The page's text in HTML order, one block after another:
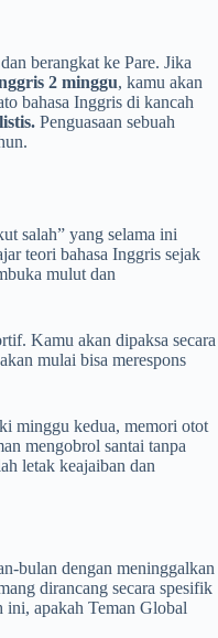
berangkat ke Pare. Jika
2 minggu, kamu akan
bahasa Inggris di kancah
Penguasaan sebuah
salah” yang selama ini
teori bahasa Inggris sejak
mulut dan
Kamu akan dipaksa secara
mulai bisa merespons
minggu kedua, memori otot
mengobrol santai tanpa
letak keajaiban dan
bulan dengan meninggalkan
dirancang secara spesifik
ini, apakah Teman Global